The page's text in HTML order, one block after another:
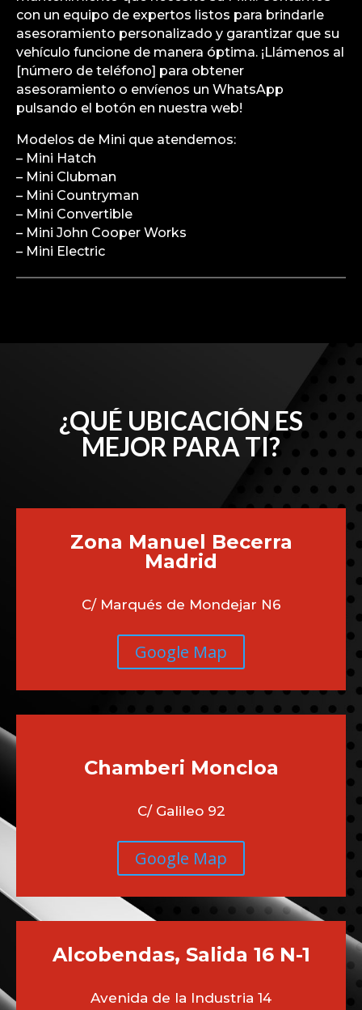
con un equipo de expertos listos para brindarle
asesoramiento personalizado y garantizar que su
vehículo funcione de manera óptima. ¡Llámenos al
[número de teléfono] para obtener
asesoramiento o envíenos un WhatsApp
pulsando el botón en nuestra web!
Modelos de Mini que atendemos:
– Mini Hatch
– Mini Clubman
– Mini Countryman
– Mini Convertible
– Mini John Cooper Works
– Mini Electric
¿QUÉ UBICACIÓN ES
MEJOR PARA TI?
Zona Manuel Becerra
Madrid
C/ Marqués de Mondejar N6
Google Map
Chamberi Moncloa
C/ Galileo 92
Google Map
Alcobendas, Salida 16 N-1
Avenida de la Industria 14